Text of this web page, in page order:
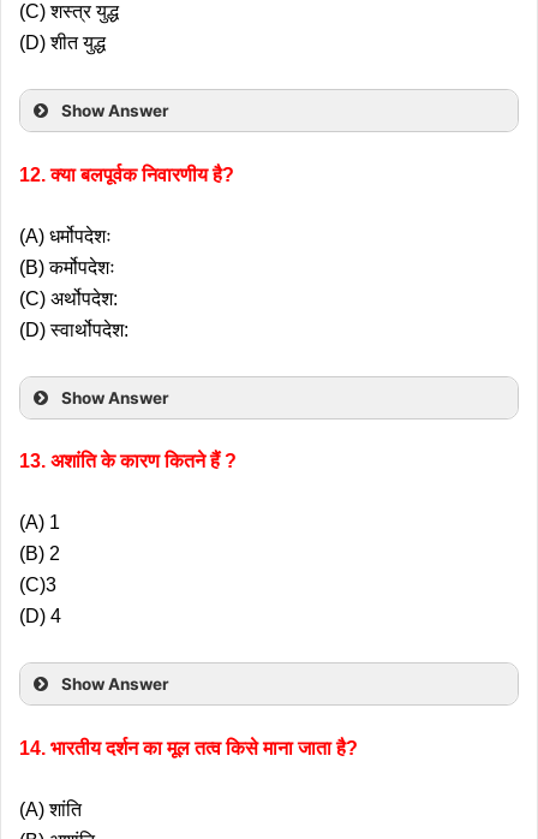
(C) शस्त्र युद्ध
(D) शीत युद्ध
Show Answer
12. क्या बलपूर्वक निवारणीय है?
(A) धर्मोपदेशः
(B) कर्मोपदेशः
(C) अर्थोपदेश:
(D) स्वार्थोपदेश:
Show Answer
13. अशांति के कारण कितने हैं ?
(A) 1
(B) 2
(C)3
(D) 4
Show Answer
14. भारतीय दर्शन का मूल तत्व किसे माना जाता है?
(A) शांति